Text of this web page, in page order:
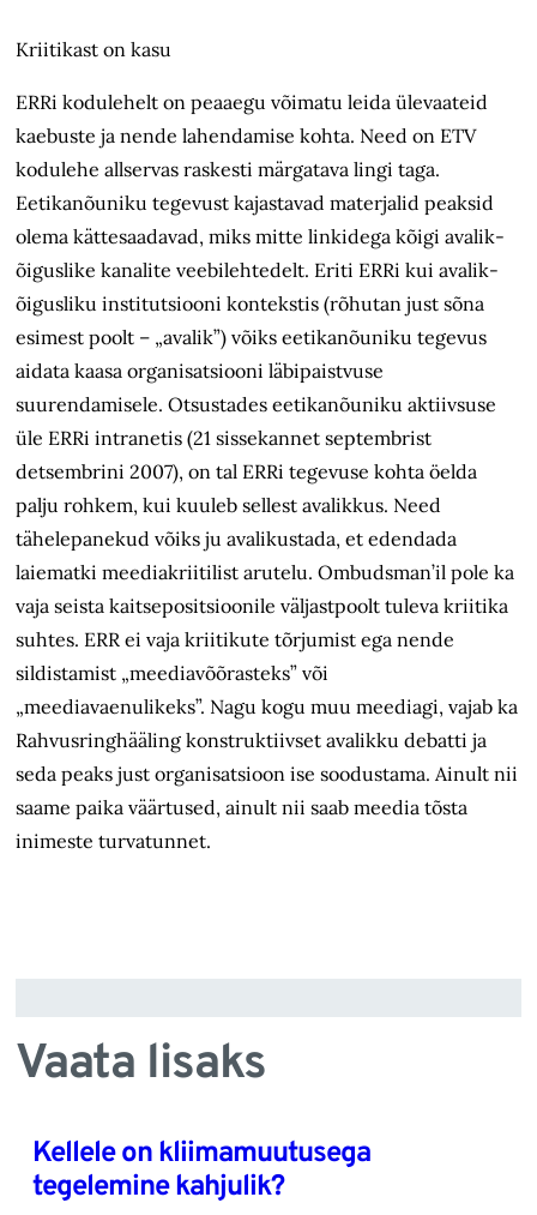
Kriitikast on kasu
ERRi kodulehelt on peaaegu võimatu leida ülevaateid
kaebuste ja nende lahendamise kohta. Need on ETV
kodulehe allservas raskesti märgatava lingi taga.
Eetikanõuniku tegevust kajastavad materjalid peaksid
olema kättesaadavad, miks mitte linkidega kõigi avalik-
õiguslike kanalite veebilehtedelt. Eriti ERRi kui avalik-
õigusliku institutsiooni kontekstis (rõhutan just sõna
esimest poolt – „avalik”) võiks eetikanõuniku tegevus
aidata kaasa organisatsiooni läbipaistvuse
suurendamisele. Otsustades eetikanõuniku aktiivsuse
üle ERRi intranetis (21 sissekannet septembrist
detsembrini 2007), on tal ERRi tegevuse kohta öelda
palju rohkem, kui kuuleb sellest avalikkus. Need
tähelepanekud võiks ju avalikustada, et edendada
laiematki meediakriitilist arutelu. Ombudsman’il pole ka
vaja seista kaitsepositsioonile väljastpoolt tuleva kriitika
suhtes. ERR ei vaja kriitikute tõrjumist ega nende
sildistamist „meediavõõrasteks” või
„meediavaenulikeks”. Nagu kogu muu meediagi, vajab ka
Rahvusringhääling konstruktiivset avalikku debatti ja
seda peaks just organisatsioon ise soodustama. Ainult nii
saame paika väärtused, ainult nii saab meedia tõsta
inimeste turvatunnet.
Vaata lisaks
Kellele on kliimamuutusega
tegelemine kahjulik?